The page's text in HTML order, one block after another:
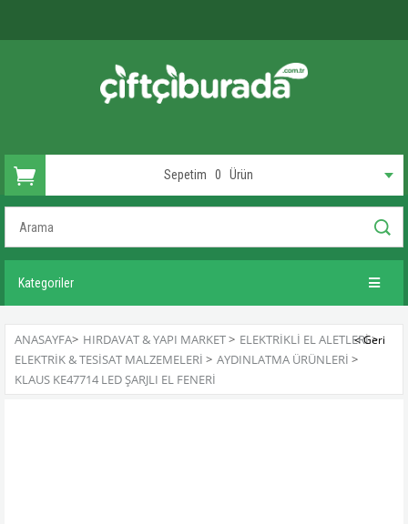
Sepetim 0 Ürün
Kategoriler
ANASAYFA> HIRDAVAT & YAPI MARKET> ELEKTRIKLI EL ALETLERI>
ELEKTRIK & TESISAT MALZEMELERI > AYDINLATMA ÜRÜNLERI >
KLAUS KE47714 LED ŞARJLI EL FENERI